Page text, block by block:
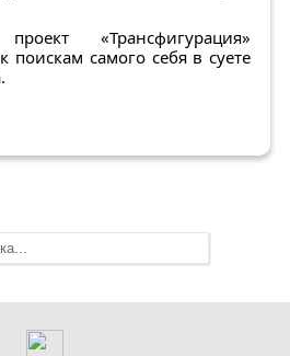
«Трансфигурация»
поискам самого себя в суете